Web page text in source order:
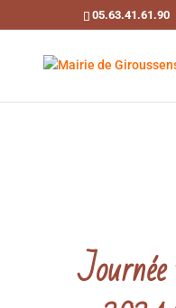
Ouvrir la barre d’outils
05.63.41.61.90